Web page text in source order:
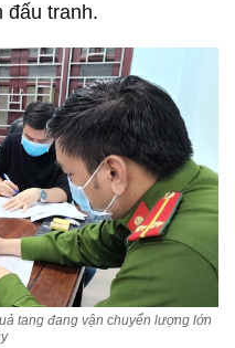
đấu tranh.
tang đang vận chuyển lượng lớn